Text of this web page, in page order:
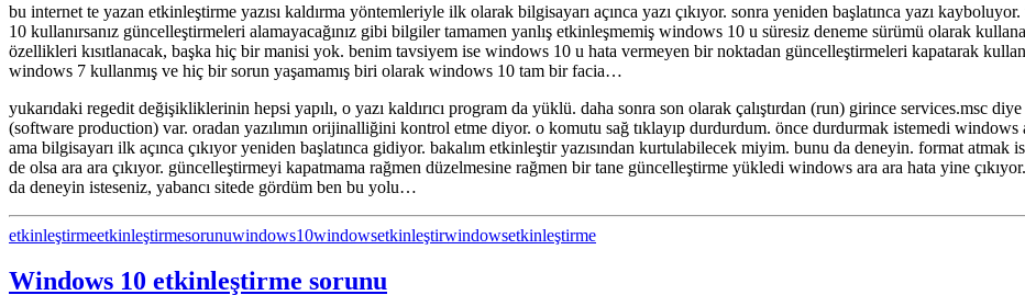
bu internet te yazan etkinleştirme yazısı kaldırma yöntemleriyle ilk olarak bilgisayarı açınca yazı çıkıyor. sonra yeniden başlatınca yazı
10 kullanırsanız güncelleştirmeleri alamayacağınız gibi bilgiler tamamen yanlış etkinleşmemiş windows 10 u süresiz deneme sürümü olarak
özellikleri kısıtlanacak, başka hiç bir manisi yok. benim tavsiyem ise windows 10 u hata vermeyen bir noktadan güncelleştirmeleri kapatarak
windows 7 kullanmış ve hiç bir sorun yaşamamış biri olarak windows 10 tam bir facia…
yukarıdaki regedit değişikliklerinin hepsi yapılı, o yazı kaldırıcı program da yüklü. daha sonra son olarak çalıştırdan (run) girince services.msc
(software production) var. oradan yazılımın orijinalliğini kontrol etme diyor. o komutu sağ tıklayıp durdurdum. önce durdurmak istemedi windows
ama bilgisayarı ilk açınca çıkıyor yeniden başlatınca gidiyor. bakalım etkinleştir yazısından kurtulabilecek miyim. bunu da deneyin. format
de olsa ara ara çıkıyor. güncelleştirmeyi kapatmama rağmen düzelmesine rağmen bir tane güncelleştirme yükledi windows ara ara hata yine
da deneyin isteseniz, yabancı sitede gördüm ben bu yolu…
etkinleştirmeetkinleştirmesorunuwindows10windowsetkinleştirwindowsetkinleştirme
Windows 10 etkinleştirme sorunu